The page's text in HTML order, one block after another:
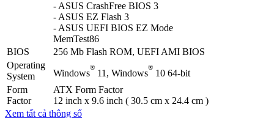
- ASUS CrashFree BIOS 3
- ASUS EZ Flash 3
- ASUS UEFI BIOS EZ Mode
MemTest86
BIOS
256 Mb Flash ROM, UEFI AMI BIOS
Operating
System
Windows
®
11, Windows
®
10 64-bit
Form
Factor
ATX Form Factor
12 inch x 9.6 inch ( 30.5 cm x 24.4 cm )
Xem tất cả thông số